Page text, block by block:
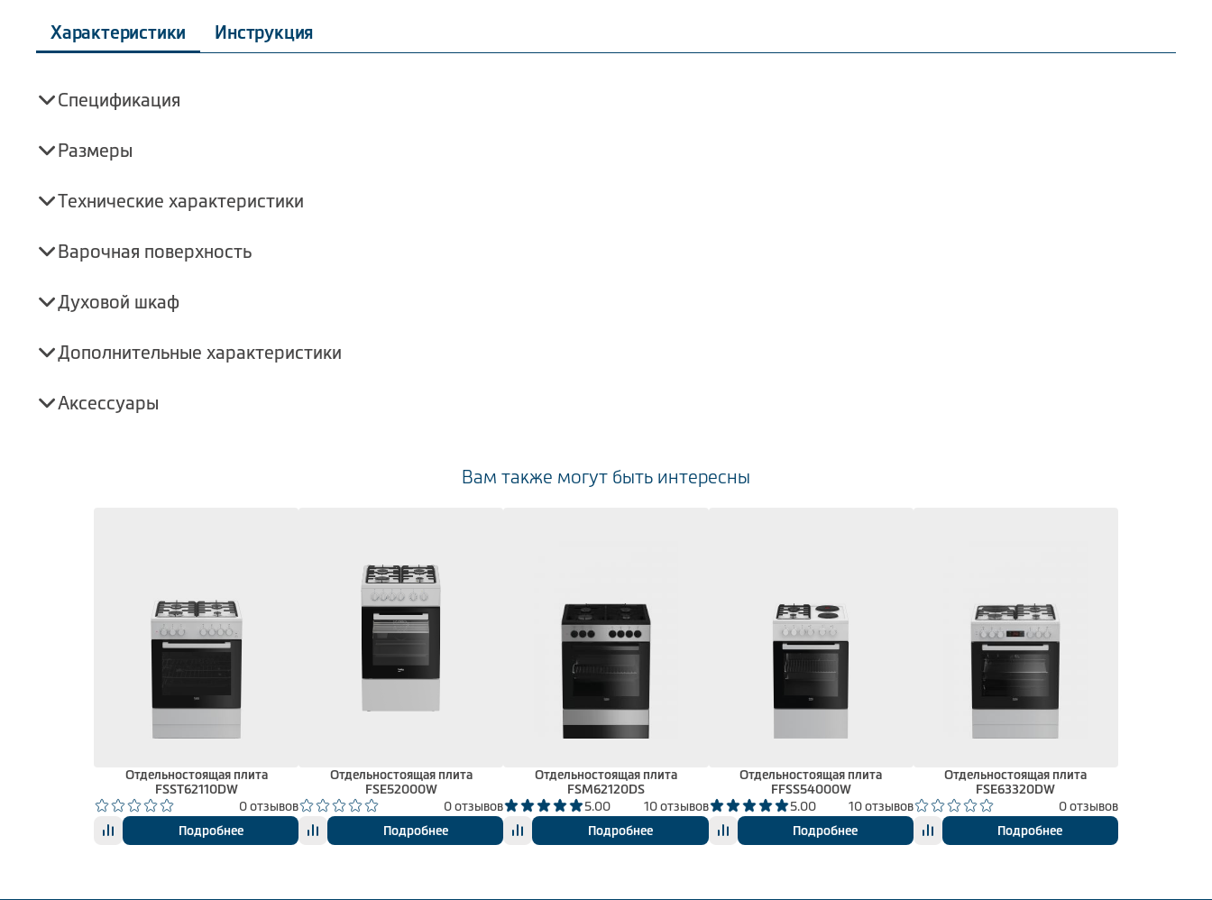
Характеристики Инструкция
Спецификация
Размеры
Технические характеристики
Варочная поверхность
Духовой шкаф
Дополнительные характеристики
Аксессуары
Вам также могут быть интересны
Отдельностоящая плита
FSST62110DW
0 отзывов
Подробнее
Отдельностоящая плита
FSE52000W
0 отзывов
Подробнее
Отдельностоящая плита
FSM62120DS
5.00
10 отзывов
Подробнее
Отдельностоящая плита
FFSS54000W
5.00
10 отзывов
Подробнее
Отдельностоящая плита
FSE63320DW
0 отзывов
Подробнее